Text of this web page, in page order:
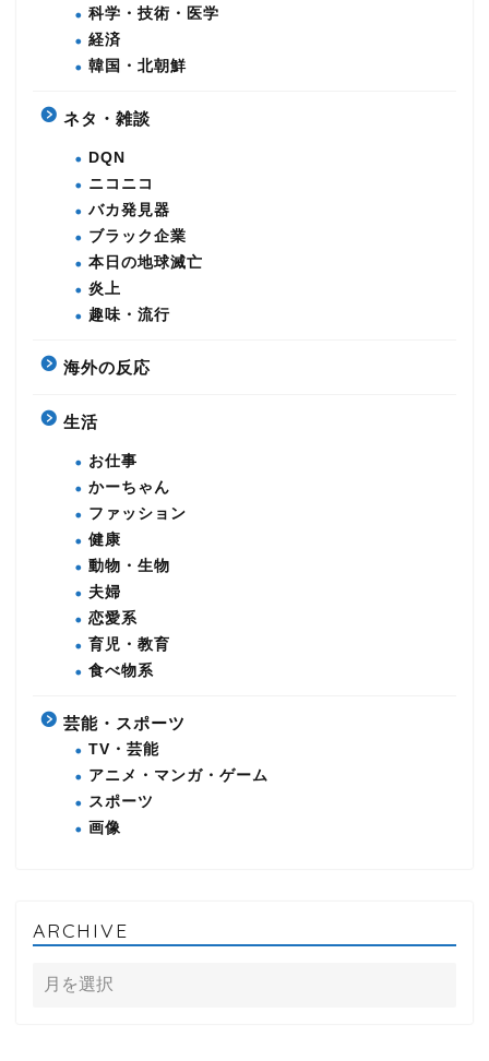
科学・技術・医学
経済
韓国・北朝鮮
ネタ・雑談
DQN
ニコニコ
バカ発見器
ブラック企業
本日の地球滅亡
炎上
趣味・流行
海外の反応
生活
お仕事
かーちゃん
ファッション
健康
動物・生物
夫婦
恋愛系
育児・教育
食べ物系
芸能・スポーツ
TV・芸能
アニメ・マンガ・ゲーム
スポーツ
画像
ARCHIVE